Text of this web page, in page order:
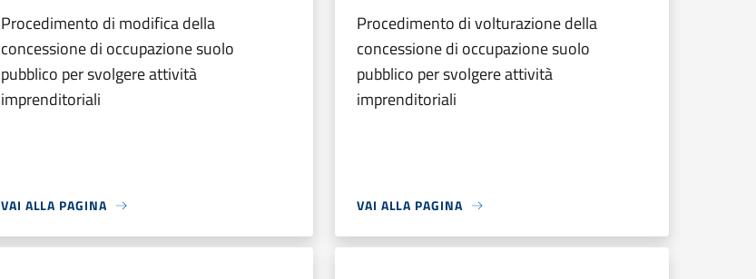
Procedimento di modifica della
concessione di occupazione suolo
pubblico per svolgere attività
imprenditoriali
VAI ALLA PAGINA
Procedimento di volturazione della
concessione di occupazione suolo
pubblico per svolgere attività
imprenditoriali
VAI ALLA PAGINA